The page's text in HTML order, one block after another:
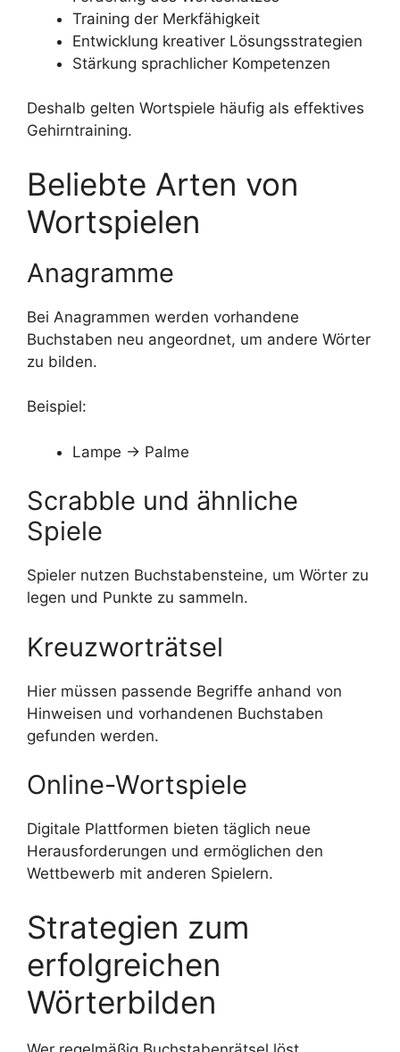
Training der Merkfähigkeit
Entwicklung kreativer Lösungsstrategien
Stärkung sprachlicher Kompetenzen
Deshalb gelten Wortspiele häufig als effektives
Gehirntraining.
Beliebte Arten von
Wortspielen
Anagramme
Bei Anagrammen werden vorhandene
Buchstaben neu angeordnet, um andere Wörter
zu bilden.
Beispiel:
Lampe → Palme
Scrabble und ähnliche
Spiele
Spieler nutzen Buchstabensteine, um Wörter zu
legen und Punkte zu sammeln.
Kreuzworträtsel
Hier müssen passende Begriffe anhand von
Hinweisen und vorhandenen Buchstaben
gefunden werden.
Online-Wortspiele
Digitale Plattformen bieten täglich neue
Herausforderungen und ermöglichen den
Wettbewerb mit anderen Spielern.
Strategien zum
erfolgreichen
Wörterbilden